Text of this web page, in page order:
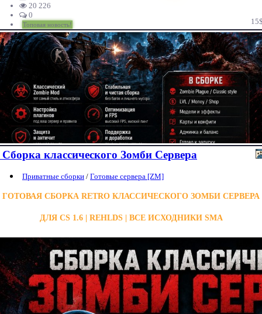
20 226
0
Топовая новость!
Сборка классического Зомби Сервера
Приватные сборки / Готовые сервера [ZM]
ГОТОВАЯ СБОРКА RETRO КЛАССИЧЕСКОГО ЗОМБИ СЕРВЕРА
ДЛЯ CS 1.6 | REHLDS | ВСЕ ИСХОДНИКИ SMA